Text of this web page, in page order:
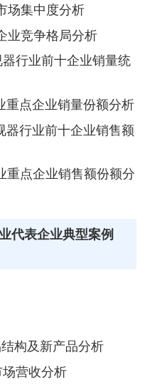
场集中度分析
业竞争格局分析
行业前十企业销量统
重点企业销量份额分析
行业前十企业销售额
重点企业销售额份额分
代表企业典型案例
构及新产品分析
营收分析